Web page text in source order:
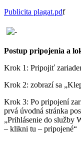
Publicita plagat.pdf
Postup pripojenia a
Krok 1: Pripojiť
Krok 2: zobrazí sa
Krok 3: Po pripojení
prvá úvodná stránka
„Prihlásenie do služby
– klikni tu – pripojené“